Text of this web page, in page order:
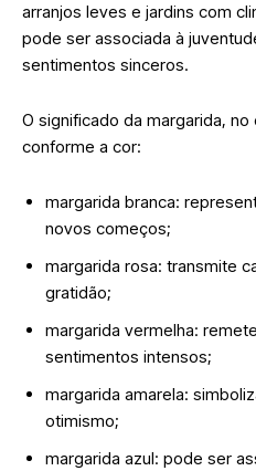
arranjos leves e jardins com
pode ser associada à
sentimentos sinceros.
O significado da margarida,
conforme a cor:
margarida branca:
novos começos;
margarida rosa: transmite
gratidão;
margarida vermelha:
sentimentos intensos;
margarida amarela:
otimismo;
margarida azul: pode ser